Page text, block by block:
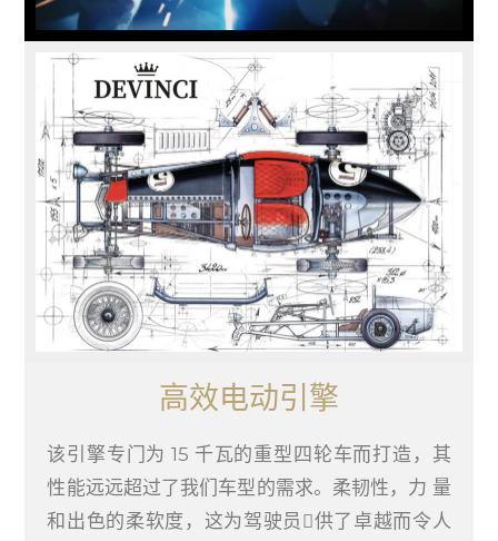
高效电动引擎
该引擎专门为 15 千瓦的重型四轮车而打造，其
性能远远超过了我们车型的需求。柔韧性，力 量
和出色的柔软度，这为驾驶员􏰀供了卓越而令人